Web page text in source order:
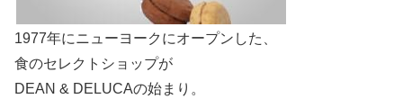
1977年にニューヨークにオープンした、
食のセレクトショップが
DEAN & DELUCAの始まり。